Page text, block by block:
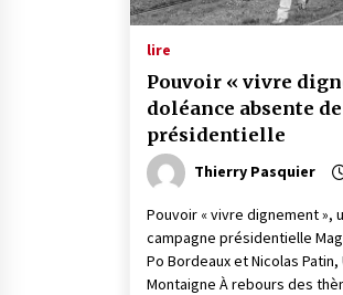
lire
Pouvoir « vivre
doléance absente
présidentielle
Thierry Pasquier
Pouvoir « vivre dignement »,
campagne présidentielle
Po Bordeaux et Nicolas
Montaigne À rebours des